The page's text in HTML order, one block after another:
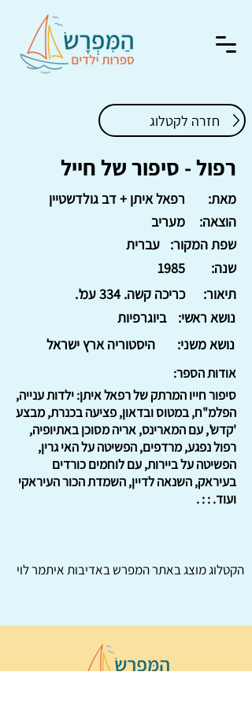
חזרה לקטלוג
רפול - סיפור של חייל
רפאל איתן + דב גולדשטיין
מאת:
מעריב
הוצאה:
עברית
שפת המקור:
1985
שנה:
כריכה קשה. 334 עמ'.
תיאור:
ביוגרפיות
נושא ראשי:
היסטוריה ארץ ישראל
נושא משני:
אודות הספר:
סיפור חייו המרתק של רפאל איתן: ילדות ענייה,
הפלמ"ח, במטוס ובדאון, פציעה בכנרת, מבצע
'קדש', עם המארינס, אריה מסוכן באתיופיה,
רפול נפגע, מרדפים, הפשיטה על האי גרין,
הפשיטה על ביירות, עם לוחמים כורדים
בעיראק, השנאה לדיין, השמדת הכור העיראקי
ועוד. : : .
הקטלוג מוצג באתרהמפרשבאדיבות איתמר לוי